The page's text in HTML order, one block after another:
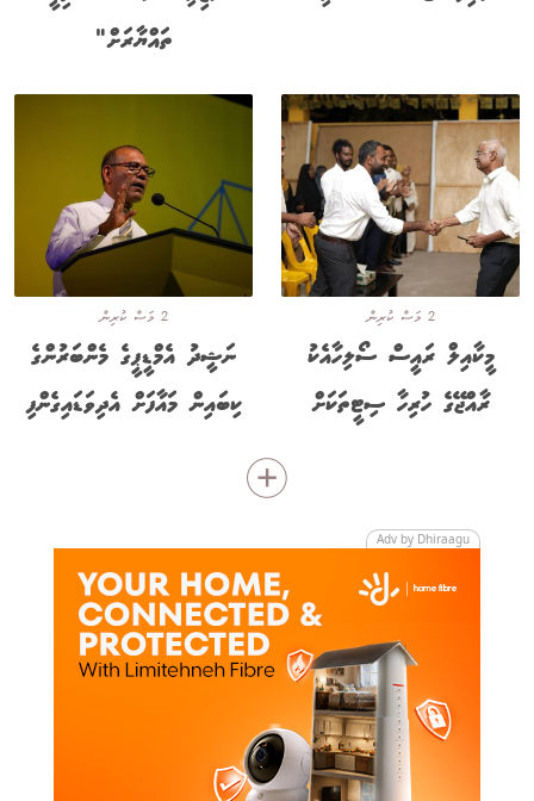
ތައްޔާރަށް"
2 މަސް ކުރިން
މީކާއިލް ރައީސް ސޯލިހާއެކު
ރާއްޖޭގެ ހުރިހާ ސިޓީތަކަށް
2 މަސް ކުރިން
ނަޝީދު އެމްޑީޕީގެ މެންބަރުންގެ
ކިބައިން މައާފަށް އެދިވަޑައިގެންފި
Adv by Dhiraagu